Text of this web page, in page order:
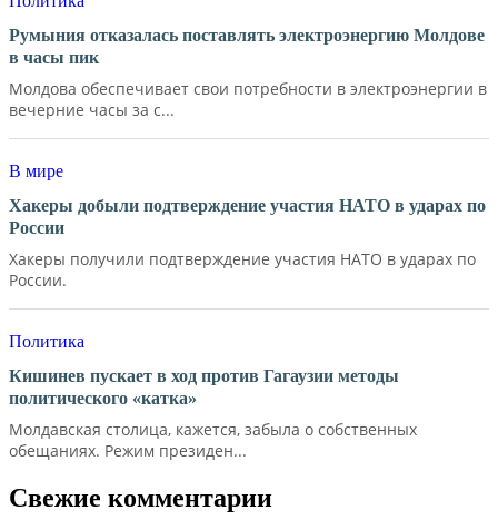
Румыния отказалась поставлять электроэнергию Молдове
в часы пик
Молдова обеспечивает свои потребности в электроэнергии в
вечерние часы за с...
В мире
Хакеры добыли подтверждение участия НАТО в ударах по
России
Хакеры получили подтверждение участия НАТО в ударах по
России.
Политика
Кишинев пускает в ход против Гагаузии методы
политического «катка»
Молдавская столица, кажется, забыла о собственных
обещаниях. Режим президен...
Свежие комментарии